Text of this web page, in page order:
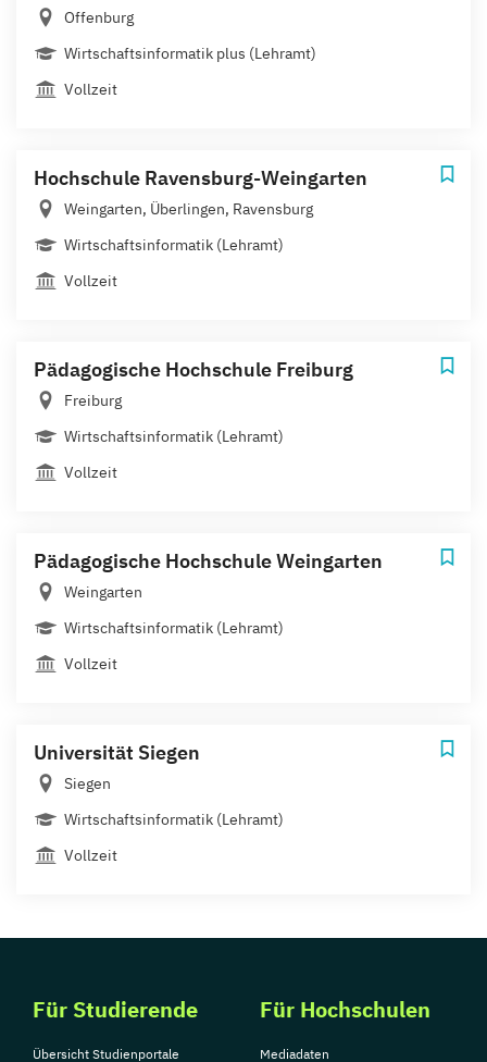
Offenburg
Wirtschaftsinformatik plus (Lehramt)
Vollzeit
Hochschule Ravensburg-Weingarten
Weingarten, Überlingen, Ravensburg
Wirtschaftsinformatik (Lehramt)
Vollzeit
Pädagogische Hochschule Freiburg
Freiburg
Wirtschaftsinformatik (Lehramt)
Vollzeit
Pädagogische Hochschule Weingarten
Weingarten
Wirtschaftsinformatik (Lehramt)
Vollzeit
Universität Siegen
Siegen
Wirtschaftsinformatik (Lehramt)
Vollzeit
Für Studierende
Übersicht Studienportale
Für Hochschulen
Mediadaten